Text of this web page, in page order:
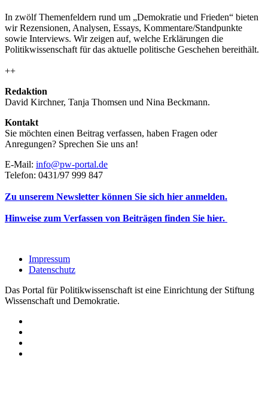
In zwölf Themenfeldern rund um „Demokratie und Frieden“ bieten
wir Rezensionen, Analysen, Essays, Kommentare/Standpunkte
sowie Interviews. Wir zeigen auf, welche Erklärungen die
Politikwissenschaft für das aktuelle politische Geschehen bereithält.
++
Redaktion
David Kirchner, Tanja Thomsen und Nina Beckmann.
Kontakt
Sie möchten einen Beitrag verfassen, haben Fragen oder
Anregungen? Sprechen Sie uns an!
E-Mail: info@pw-portal.de
Telefon: 0431/97 999 847
Zu unserem Newsletter können Sie sich hier anmelden.
Hinweise zum Verfassen von Beiträgen finden Sie hier.
Impressum
Datenschutz
Das Portal für Politikwissenschaft ist eine Einrichtung der Stiftung
Wissenschaft und Demokratie.